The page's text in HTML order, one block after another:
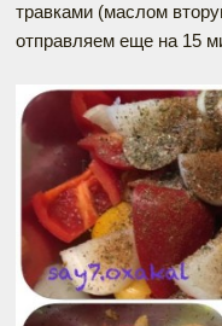
травками (маслом
отправляем еще на 15